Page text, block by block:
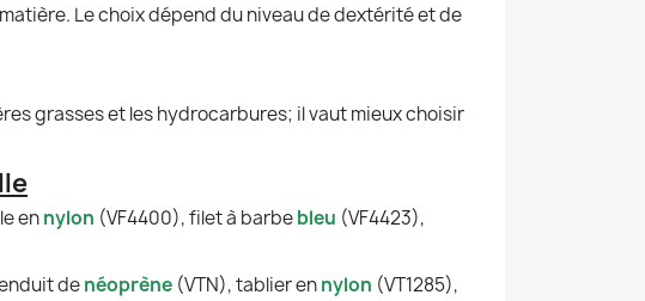
Le choix dépend du niveau de dextérité et de
grasses et les hydrocarbures; il vaut mieux choisir
ennylon (VF4400), filet à barbebleu (VF4423),
denéoprène (VTN), tablier ennylon (VT1285),